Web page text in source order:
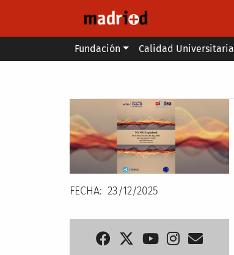
Main menu
Fundación Calidad Universitaria
FECHA 23/12/2025